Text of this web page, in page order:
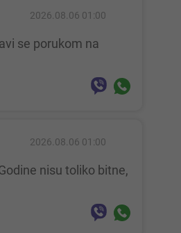
2026.08.06 01:00
2026.08.06 01:00